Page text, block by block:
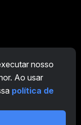
nosso
Ao usar
política de